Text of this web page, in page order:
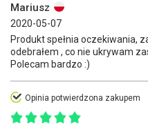
Mariusz
2020-05-07
Produkt spełnia oczekiwania,
odebrałem , co nie ukrywam
Polecam bardzo :)
Opinia potwierdzona zakupem